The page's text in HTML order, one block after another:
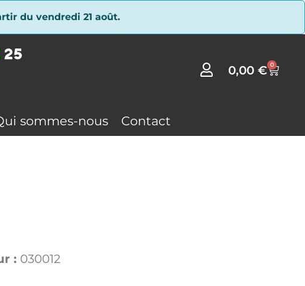
du vendredi 21 août.
0,00€ 0
sommes-nous Contact
: 030012